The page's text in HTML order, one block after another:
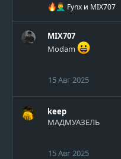
Р
а
к
и
Fynx и MIX707
MIX707
Modam
15 Авг 2025
keep
МАДМУАЗЕЛЬ
15 Авг 2025